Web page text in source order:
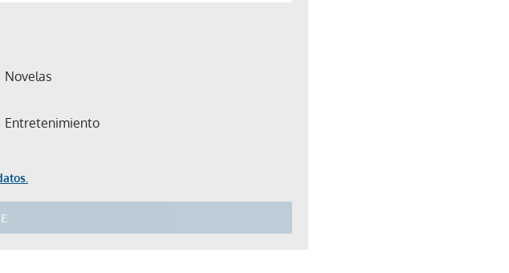
Novelas
Entretenimiento